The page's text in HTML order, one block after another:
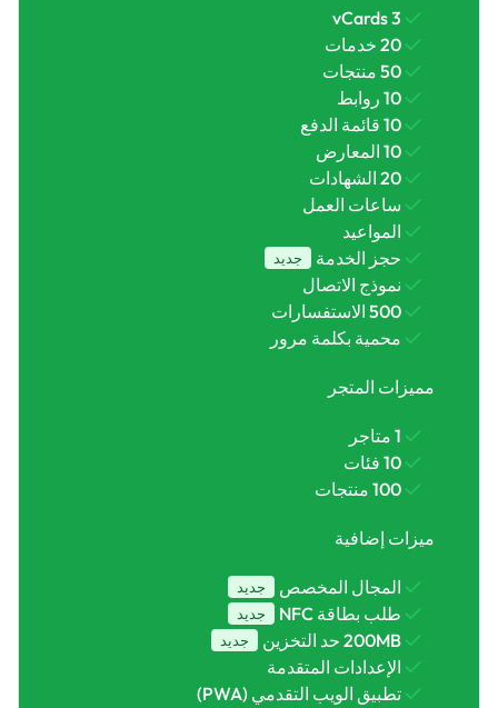
3 vCards
20 خدمات
50 منتجات
10 روابط
10 قائمة الدفع
10 المعارض
20 الشهادات
ساعات العمل
المواعيد
حجز الخدمة
جديد
نموذج الاتصال
500 الاستفسارات
محمية بكلمة مرور
مميزات المتجر
1 متاجر
10 فئات
100 منتجات
ميزات إضافية
المجال المخصص جديد
طلب بطاقة NFC جديد
200MB حد التخزين جديد
الإعدادات المتقدمة
تطبيق الويب التقدمي (PWA)